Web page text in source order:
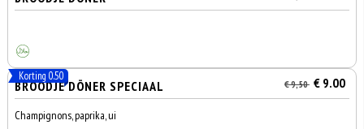
Korting 0.50
BROODJE DÖNER SPECIAAL € 9,50 € 9.00
Champignons, paprika, ui